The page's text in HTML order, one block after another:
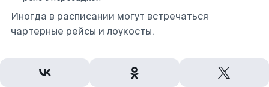
Иногда в расписании могут встречаться
чартерные рейсы и лоукосты.